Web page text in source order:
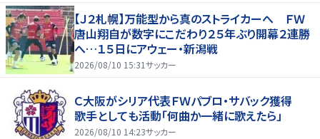
【Ｊ２札幌】万能型から真のストライカーへ ＦＷ
唐山翔自が数字にこだわり２５年ぶり開幕２連勝
へ…１５日にアウェー・新潟戦
2026/08/10 15:31サッカー
Ｃ大阪がシリア代表ＦＷパブロ・サバック獲得
歌手としても活動「何曲か一緒に歌えたら」
2026/08/10 14:23サッカー